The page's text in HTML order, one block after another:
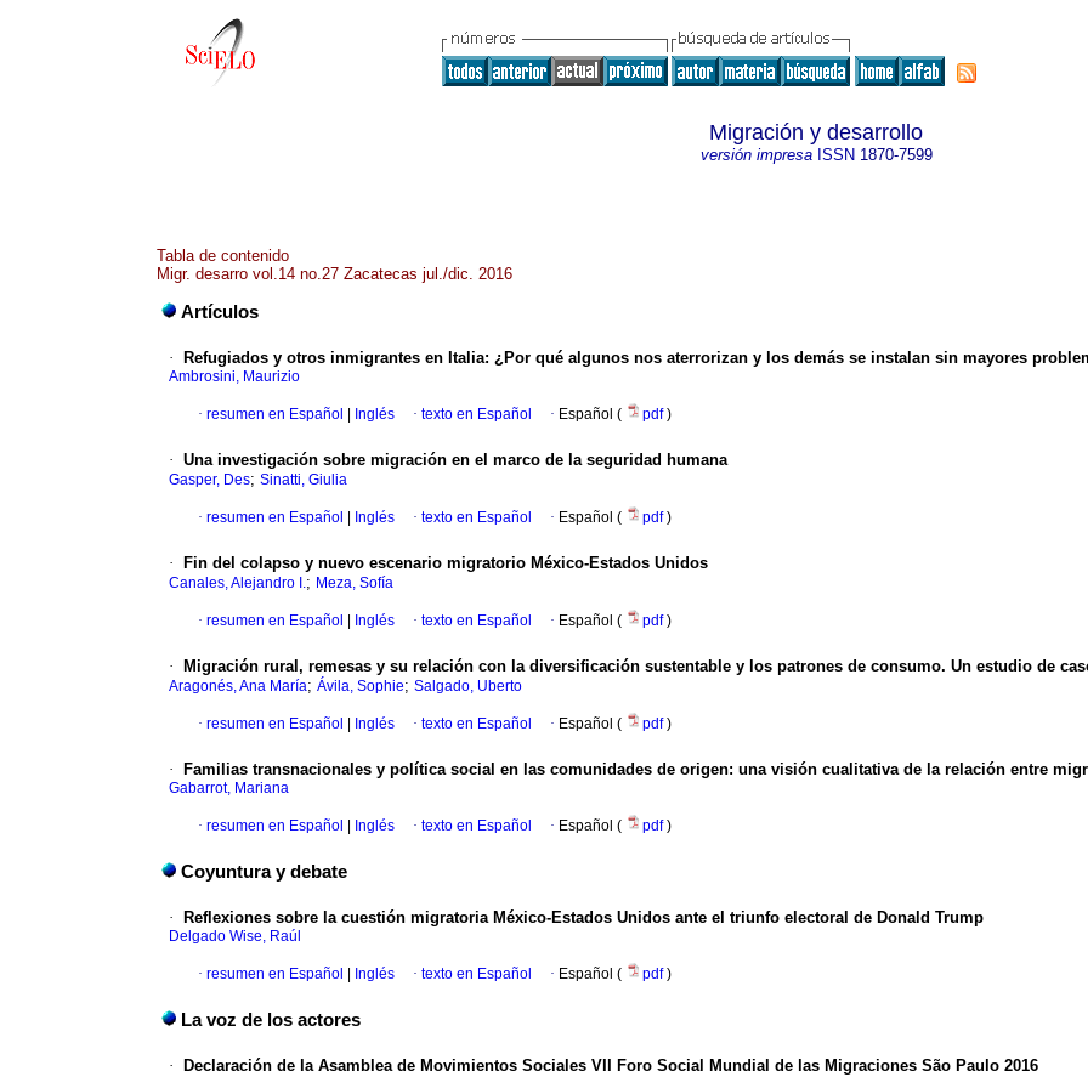
Migración y desarrollo
versión impresaISSN 1870-7599
Tabla de contenido
Migr. desarro vol.14 no.27 Zacatecas jul./dic. 2016
Artículos
· Refugiados y otros inmigrantes en Italia: ¿Por qué algunos nos aterrorizan y los demás se instalan sin mayores
Ambrosini, Maurizio
· resumen en Español Inglés · texto en Español · Español ( pdf)
· Una investigación sobre migración en el marco de la seguridad humana
Gasper, Des; Sinatti, Giulia
· resumen en Español Inglés · texto en Español · Español ( pdf)
· Fin del colapso y nuevo escenario migratorio México-Estados Unidos
Canales, Alejandro I.; Meza, Sofía
· resumen en Español Inglés · texto en Español · Español ( pdf)
· Migración rural, remesas y su relación con la diversificación sustentable y los patrones de consumo. Un estudio de
Aragonés, Ana María; Ávila, Sophie; Salgado, Uberto
· resumen en Español Inglés · texto en Español · Español ( pdf)
· Familias transnacionales y política social en las comunidades de origen: una visión cualitativa de la relación entre
Gabarrot, Mariana
· resumen en Español Inglés · texto en Español · Español ( pdf)
Coyuntura y debate
· Reflexiones sobre la cuestión migratoria México-Estados Unidos ante el triunfo electoral de Donald Trump
Delgado Wise, Raúl
· resumen en Español Inglés · texto en Español · Español ( pdf)
La voz de los actores
· Declaración de la Asamblea de Movimientos Sociales VII Foro Social Mundial de las Migraciones São Paulo 2016